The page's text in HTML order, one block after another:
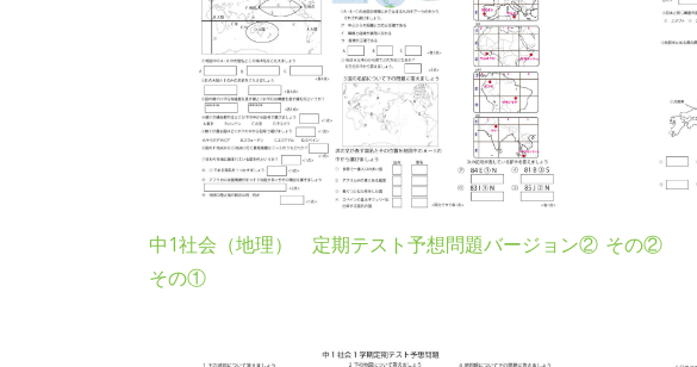
中1社会（地理） 定期テスト予想問題バージョン②
その①
その②